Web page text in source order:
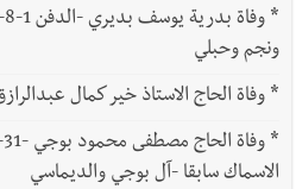
*
ونجم وحبلي
*وفاة الحاج الاستاذ خير كمال عبدالرازق
*
الاسماك سابقا -آل بوجي والديماسي